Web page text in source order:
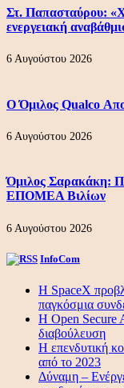
Στ. Παπασταύρου:
ενεργειακή
6 Αυγούστου 2026
Ο Όμιλος Qualco
6 Αυγούστου 2026
Όμιλος Σαρακάκη:
ΕΠΟΜΕΑ Βιλίων
6 Αυγούστου 2026
InfoCom
Η SpaceX
παγκόσμια
Η Open Secure
διαβούλευση
Η επενδυτική
από το 2023
Δύναμη –